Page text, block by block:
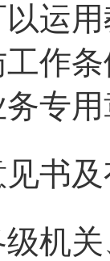
运
作
专
及
关